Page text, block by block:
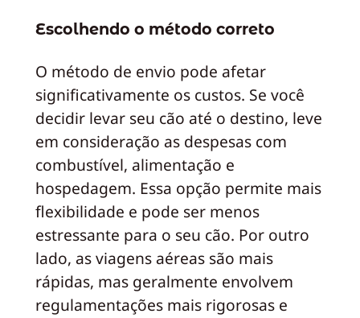
Escolhendo o método correto
O método de envio pode afetar
significativamente os custos. Se você
decidir levar seu cão até o destino, leve
em consideração as despesas com
combustível, alimentação e
hospedagem. Essa opção permite mais
flexibilidade e pode ser menos
estressante para o seu cão. Por outro
lado, as viagens aéreas são mais
rápidas, mas geralmente envolvem
regulamentações mais rigorosas e